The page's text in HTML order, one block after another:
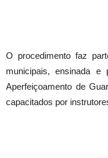
O procedimento faz
municipais, ensinada
Aperfeiçoamento de
capacitados por